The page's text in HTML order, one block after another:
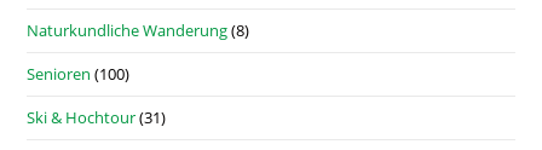
Naturkundliche Wanderung(8)
Senioren (100)
Ski & Hochtour(31)